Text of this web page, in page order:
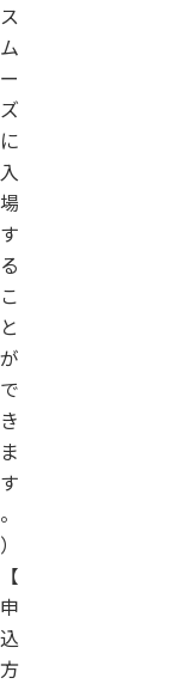
ス
ム
ー
ズ
に
入
場
す
る
こ
と
が
で
き
ま
す
。
）
【
申
込
方